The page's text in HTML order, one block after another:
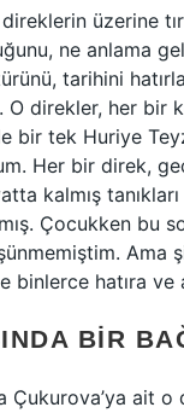
üzerine
ne anlama
tarihini
O direkler, her bir
bir tek Huriye
Her bir direk,
kalmış
Çocukken bu
Ama
binlerce hatıra ve
BIR
Çukurova’ya ait